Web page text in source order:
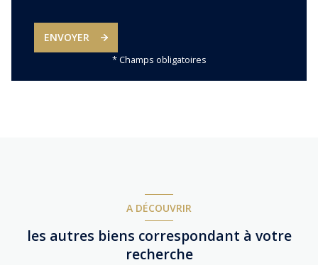
ENVOYER
* Champs obligatoires
A DÉCOUVRIR
les autres biens correspondant à votre
recherche